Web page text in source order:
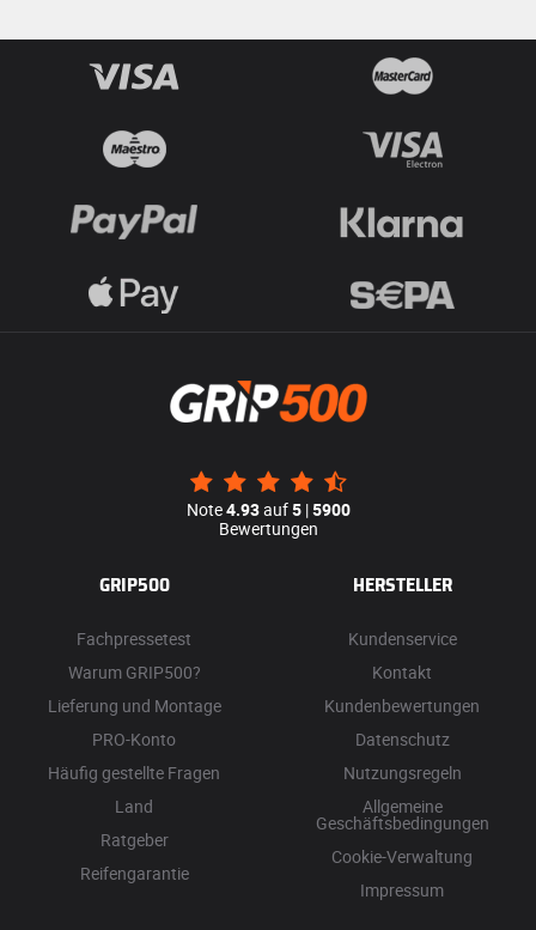
Note4.93auf5|5900
Bewertungen
GRIP500
Fachpressetest
Warum GRIP500?
Lieferung und Montage
PRO-Konto
Häufig gestellte Fragen
Land
Ratgeber
Reifengarantie
HERSTELLER
Kundenservice
Kontakt
Kundenbewertungen
Datenschutz
Nutzungsregeln
Allgemeine
Geschäftsbedingungen
Cookie-Verwaltung
Impressum